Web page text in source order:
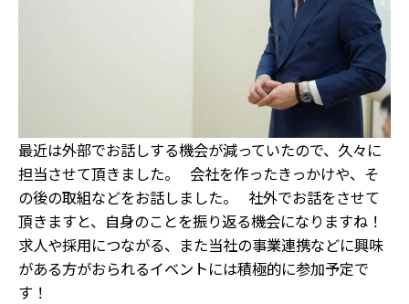
最近は外部でお話しする機会が減っていたので、久々に
担当させて頂きました。 会社を作ったきっかけや、そ
の後の取組などをお話しました。 社外でお話をさせて
頂きますと、自身のことを振り返る機会になりますね！
求人や採用につながる、また当社の事業連携などに興味
がある方がおられるイベントには積極的に参加予定で
す！